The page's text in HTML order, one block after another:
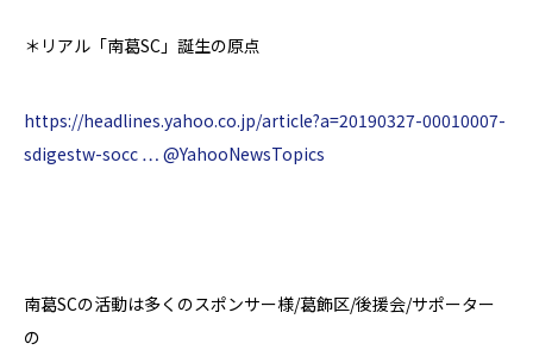
＊ リアル「南葛SC 」誕生の原点
https://headlines.yahoo.co.jp/article?a=20190327-00010007-
sdigestw-socc … @YahooNewsTopics
南葛SCの活動は多くのスポンサー様/葛飾区/後援会/サポーター
の